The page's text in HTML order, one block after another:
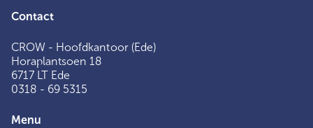
Contact
CROW - Hoofdkantoor (Ede)
Horaplantsoen 18
6717 LT Ede
0318 - 69 5315
Menu